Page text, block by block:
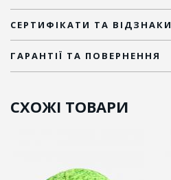
СЕРТИФІКАТИ ТА ВІДЗНАКИ
ГАРАНТІЇ ТА ПОВЕРНЕННЯ
СХОЖІ ТОВАРИ